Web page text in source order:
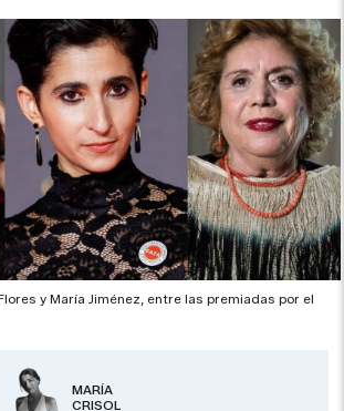
y María Jiménez, entre las premiadas por el
MARÍA
CRISOL